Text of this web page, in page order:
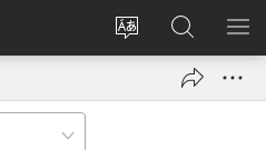
更
登
錄
（開
搜
尋
JW.ORG
顯